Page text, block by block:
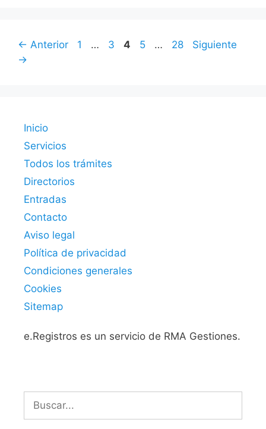
← Anterior Página
1 … Página
3 Página
4 Página
5 … Página
28
Siguiente
→
Inicio
Servicios
Todos los trámites
Directorios
Entradas
Contacto
Aviso legal
Política de privacidad
Condiciones generales
Cookies
Sitemap
e.Registros es un servicio de RMA Gestiones.
Buscar: